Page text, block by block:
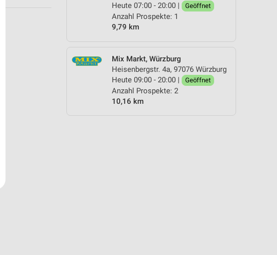
Heute 07:00 - 20:00 |
Geöffnet
Anzahl Prospekte: 1
9,79 km
Mix Markt, Würzburg
Heisenbergstr. 4a, 97076 Würzburg
Heute 09:00 - 20:00 |
Geöffnet
Anzahl Prospekte: 2
10,16 km